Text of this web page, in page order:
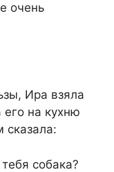
очень
Ира взяла
его на кухню
сказала:
собака?